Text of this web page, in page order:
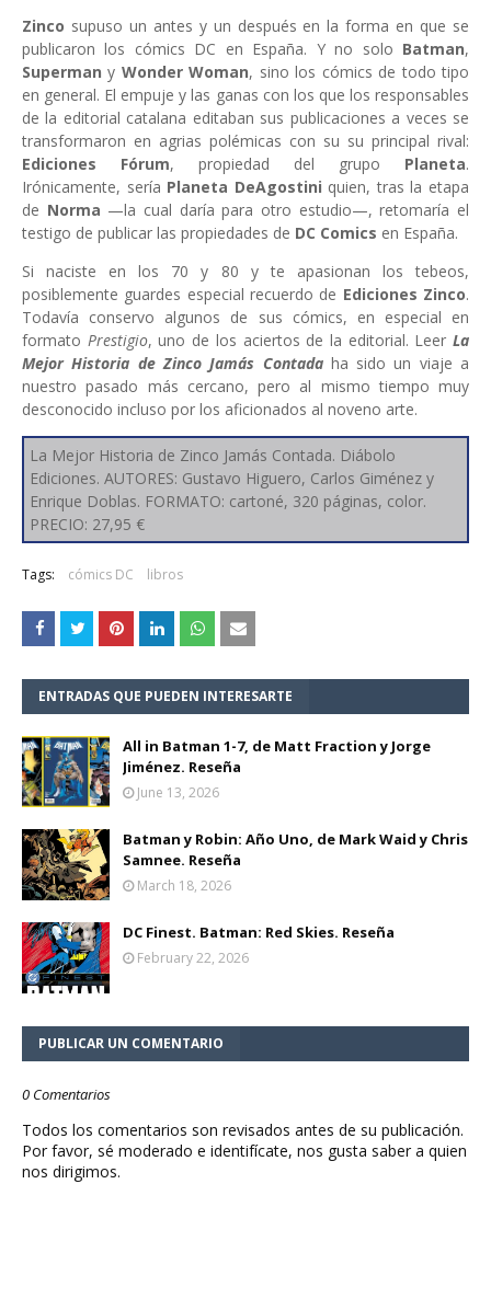
Zinco supuso un antes y un después en la forma en que se
publicaron los cómics DC en España. Y no solo Batman,
Supermany Wonder Woman, sino los cómics de todo tipo
en general. El empuje y las ganas con los que los responsables
de la editorial catalana editaban sus publicaciones a veces se
transformaron en agrias polémicas con su su principal rival:
Ediciones Fórum, propiedad del grupo Planeta.
Irónicamente, sería Planeta DeAgostini quien, tras la etapa
de Norma —la cual daría para otro estudio—, retomaría el
testigo de publicar las propiedades de DC Comics en España.
Si naciste en los 70 y 80 y te apasionan los tebeos,
posiblemente guardes especial recuerdo de Ediciones Zinco.
Todavía conservo algunos de sus cómics, en especial en
formato Prestigio, uno de los aciertos de la editorial. LeerLa
Mejor Historia de Zinco Jamás Contadaha sido un viaje a
nuestro pasado más cercano, pero al mismo tiempo muy
desconocido incluso por los aficionados al noveno arte.
La Mejor Historia de Zinco Jamás Contada. Diábolo
Ediciones. AUTORES: Gustavo Higuero, Carlos Giménez y
Enrique Doblas. FORMATO: cartoné, 320 páginas, color.
PRECIO: 27,95 €
Tags: cómics DC libros
ENTRADAS QUE PUEDEN INTERESARTE
All in Batman 1-7, de Matt Fraction y Jorge
Jiménez. Reseña
June 13, 2026
Batman y Robin: Año Uno, de Mark Waid y Chris
Samnee. Reseña
March 18, 2026
DC Finest. Batman: Red Skies. Reseña
February 22, 2026
PUBLICAR UN COMENTARIO
0 Comentarios
Todos los comentarios son revisados antes de su publicación.
Por favor, sé moderado e identifícate, nos gusta saber a quien
nos dirigimos.